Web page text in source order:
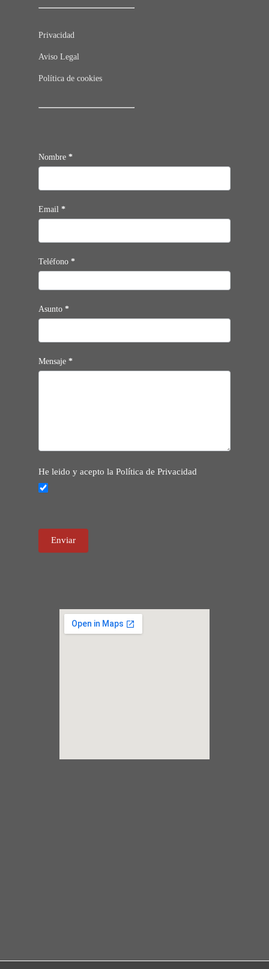
Privacidad
Aviso Legal
Política de cookies
Contacto
Nombre *
Email *
Teléfono *
Asunto *
Mensaje *
He leido y acepto la Política de Privacidad
Enviar